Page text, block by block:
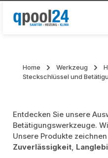
Zum Hauptinhalt springen
Home Werkzeug
Steckschlüssel und
Entdecken Sie unsere
Betätigungswerkzeuge.
Unsere Produkte
Zuverlässigkeit,